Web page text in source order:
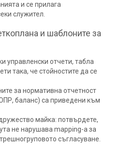
и се прилага
служител.
и шаблоните за
управленски отчети, табла
така, че стойностите да се
за нормативна отчетност
баланс) са приведени към
майка: потвърдете,
не нарушава mapping-а за
съгласуване.